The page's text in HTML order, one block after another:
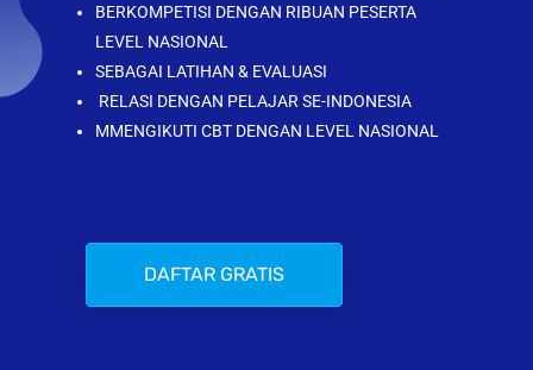
BERKOMPETISI DENGAN RIBUAN PESERTA
LEVEL NASIONAL
SEBAGAI LATIHAN & EVALUASI
RELASI DENGAN PELAJAR SE-INDONESIA
MMENGIKUTI CBT DENGAN LEVEL NASIONAL
DAFTAR GRATIS